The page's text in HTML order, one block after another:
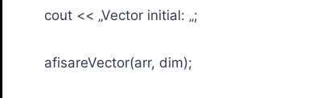
cout << „Vector initial: „;
afisareVector(arr, dim);